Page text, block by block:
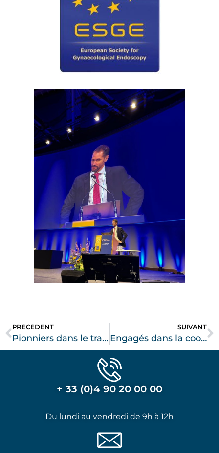
PRÉCÉDENT
Pionniers dans le traitement coelioscopique des cicatrices de césarienne
SUIVANT
Engagés dans la coordination du parcours de soins
+ 33 (0)4 90 20 00 00
Du lundi au vendredi de 9h à 12h